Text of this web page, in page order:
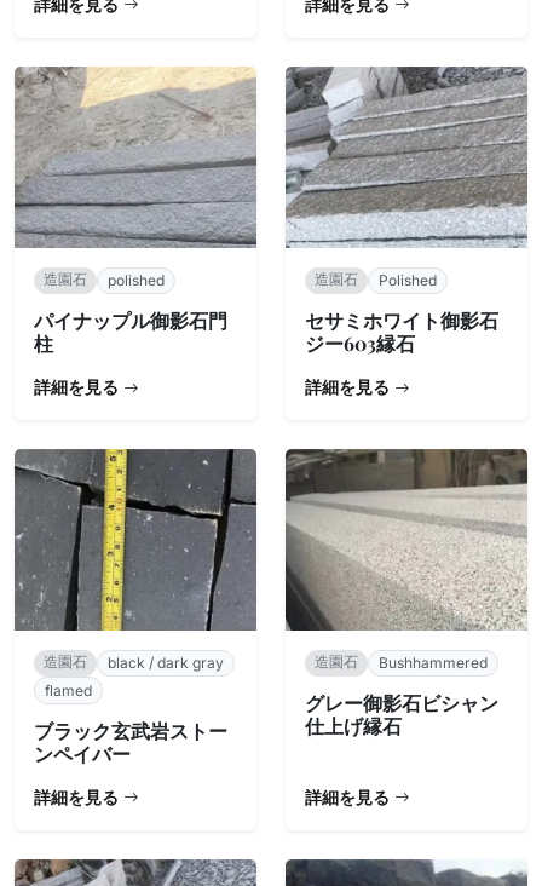
造園石 polished
パイナップル御影石門
柱
詳細を見る
造園石 Polished
セサミホワイト御影石
ジー603縁石
詳細を見る
造園石
black / dark gray
flamed
ブラック玄武岩ストー
ンペイバー
詳細を見る
造園石 Bushhammered
グレー御影石ビシャン
仕上げ縁石
詳細を見る